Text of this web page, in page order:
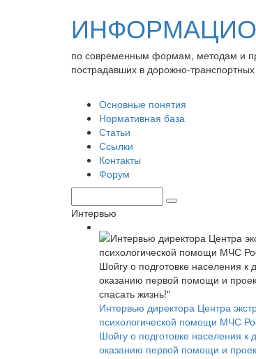
по современным формам, методам и
пострадавших в дорожно-
Основные понятия
Нормативная база
Статьи
Ссылки
Контакты
Форум
Интервью
Интервью директора Центра
психологической помощи МЧС
Шойгу о подготовке населения к
оказанию первой помощи и